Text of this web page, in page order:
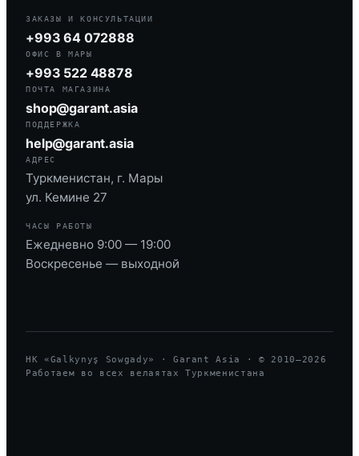
ЗАКАЗЫ И КОНСУЛЬТАЦИИ
+993 64 072888
ОФИС В МАРЫ
+993 522 48878
ПОЧТА МАГАЗИНА
shop@garant.asia
ПОДДЕРЖКА
help@garant.asia
АДРЕС
Туркменистан, г. Мары
ул. Кемине 27
ЧАСЫ РАБОТЫ
Ежедневно 9:00 — 19:00
Воскресенье — выходной
HK «Galkynyş Sowgady» · Garant Asia · © 2010—2026
Работаем во всех велаятах Туркменистана